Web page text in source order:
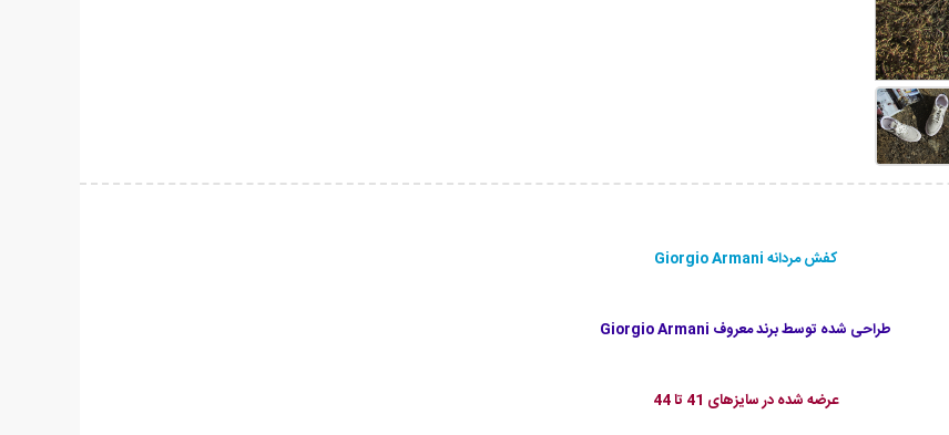
کفش مردانه Giorgio Armani
طراحی شده توسط برند معروف Giorgio Armani
عرضه شده در سایزهای 41 تا 44